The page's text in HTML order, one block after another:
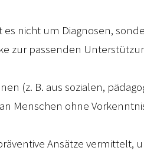
nicht um Diagnosen,
zur passenden
(z. B. aus sozialen,
Menschen ohne
Ansätze vermittelt,